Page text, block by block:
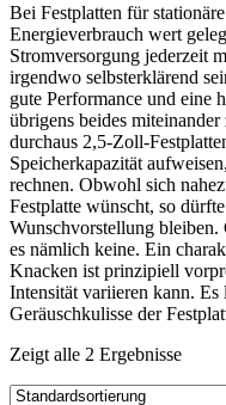
Bei Festplatten für
Energieverbrauch wert
Stromversorgung jederzeit
irgendwo selbsterklärend
gute Performance und eine
übrigens beides
durchaus 2,5-Zoll-
Speicherkapazität
rechnen. Obwohl sich
Festplatte wünscht, so
Wunschvorstellung bleiben.
es nämlich keine. Ein
Knacken ist prinzipiell
Intensität variieren kann.
Geräuschkulisse der
Zeigt alle 2 Ergebnisse